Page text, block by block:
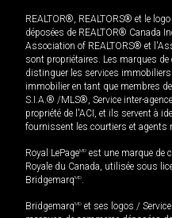
REALTOR®, REALTORS® et le
déposées de REALTOR® Canada
Association of REALTORS® et
sont propriétaires. Les marques
distinguer les services
immobilier en tant que membres
S.I.A.® /MLS®, Service inter-
propriété de l'ACI, et ils servent à
fournissent les courtiers et agents
Royal LePageMD est une marque de
Royale du Canada, utilisée sous
BridgemarqMD.
BridgemarqMD et ses logos /